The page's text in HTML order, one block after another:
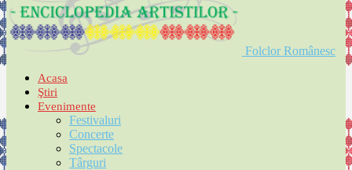
Folclor Românesc
Acasa
Ştiri
Evenimente
Festivaluri
Concerte
Spectacole
Târguri